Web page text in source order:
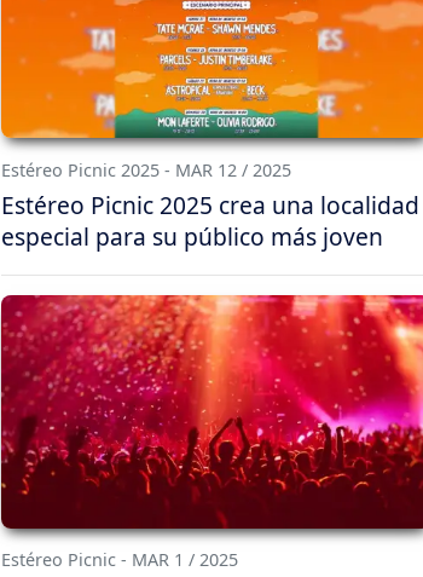
Estéreo Picnic 2025 - MAR 12 / 2025
Estéreo Picnic 2025 crea una localidad
especial para su público más joven
Estéreo Picnic - MAR 1 / 2025